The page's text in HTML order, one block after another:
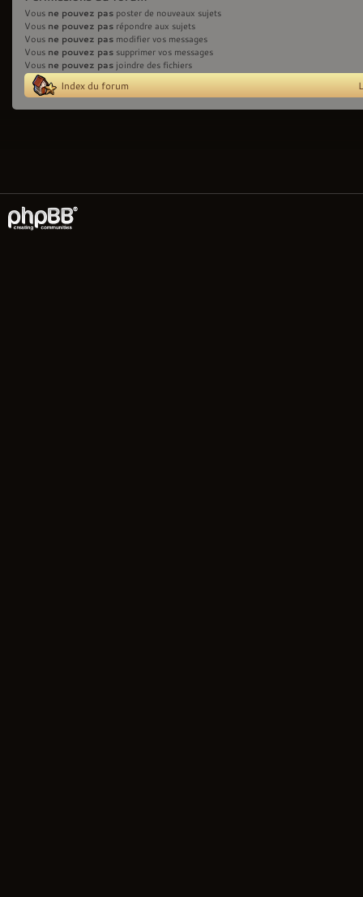
Vous ne pouvez pas poster de nouveaux sujets
Vous ne pouvez pas répondre aux sujets
Vous ne pouvez pas modifier vos messages
Vous ne pouvez pas supprimer vos messages
Vous ne pouvez pas joindre des fichiers
Index du forum